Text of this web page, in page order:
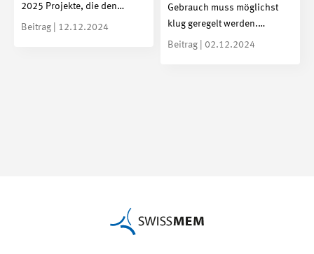
2025 Projekte, die den…
Beitrag | 12.12.2024
Gebrauch muss möglichst
klug geregelt werden.…
Beitrag | 02.12.2024